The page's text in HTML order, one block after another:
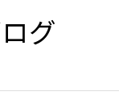
グ